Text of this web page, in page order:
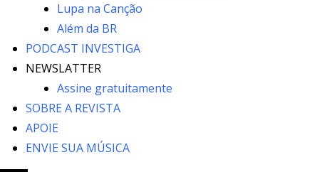
Lupa na Canção
Além da BR
PODCAST INVESTIGA
NEWSLATTER
Assine gratuitamente
SOBRE A REVISTA
APOIE
ENVIE SUA MÚSICA